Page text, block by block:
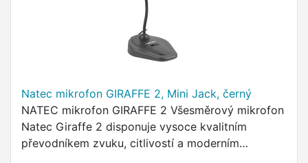
Natec mikrofon GIRAFFE 2, Mini Jack, černý
NATEC mikrofon GIRAFFE 2 Všesměrový mikrofon
Natec Giraffe 2 disponuje vysoce kvalitním
převodníkem zvuku, citlivostí a moderním